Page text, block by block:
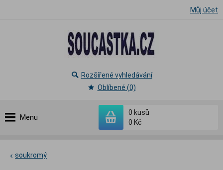
Můj účet
Menu
0 kusů
0 Kč
Rozšířené vyhledávání
Oblíbené (0)
soukromý